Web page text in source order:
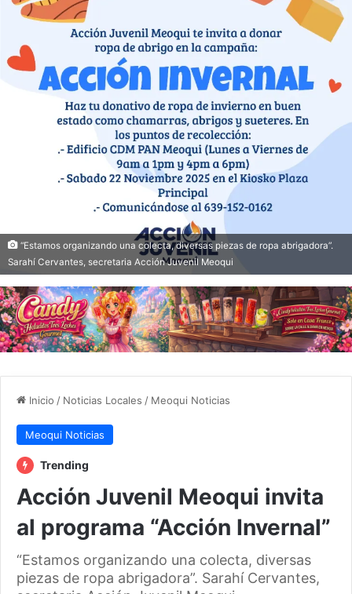
“Estamos organizando una colecta, diversas piezas de ropa abrigadora”.
Sarahí Cervantes, secretaria Acción Juvenil Meoqui
Inicio / Noticias Locales / Meoqui Noticias
Meoqui Noticias
Trending
Acción Juvenil Meoqui invita
al programa “Acción Invernal”
“Estamos organizando una colecta, diversas
piezas de ropa abrigadora”. Sarahí Cervantes,